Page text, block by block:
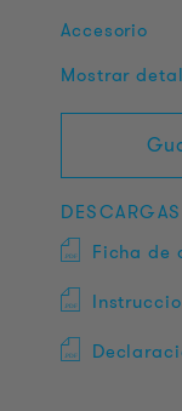
Accesorio
Mostrar
DESCARGAS
Ficha de